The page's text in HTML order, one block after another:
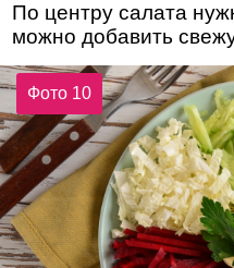
По центру салата
можно добавить
Фото 10